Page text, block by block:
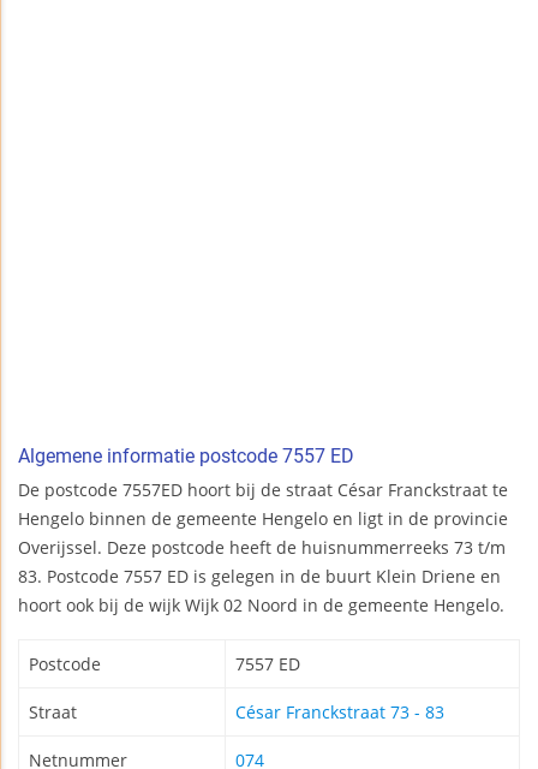
Algemene informatie postcode 7557 ED
De postcode 7557ED hoort bij de straat César Franckstraat te
Hengelo binnen de gemeente Hengelo en ligt in de provincie
Overijssel. Deze postcode heeft de huisnummerreeks 73 t/m
83. Postcode 7557 ED is gelegen in de buurt Klein Driene en
hoort ook bij de wijk Wijk 02 Noord in de gemeente Hengelo.
Postcode 7557 ED
Straat César Franckstraat 73 - 83
Netnummer 074